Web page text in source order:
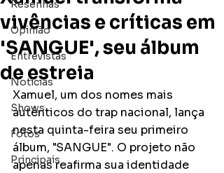
Resenhas
Opinião
Entrevistas
Notícias
Shows
Fotos
Principais
vivências e críticas em
'SANGUE', seu álbum
de estreia
Xamuel, um dos nomes mais
autênticos do trap nacional, lança
nesta quinta-feira seu primeiro
álbum, "SANGUE". O projeto não
apenas reafirma sua identidade